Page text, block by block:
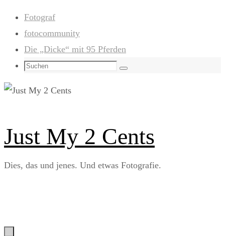
Zum
Inhalt
springen
Fotograf
fotocommunity
Die „Dicke“ mit 95 Pferden
Suchen
Suchen
Just My 2 Cents
Dies, das und jenes. Und etwas Fotografie.